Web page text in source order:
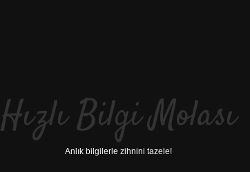
Hızlı Bilgi Molası
Anlık bilgilerle zihnini tazele!